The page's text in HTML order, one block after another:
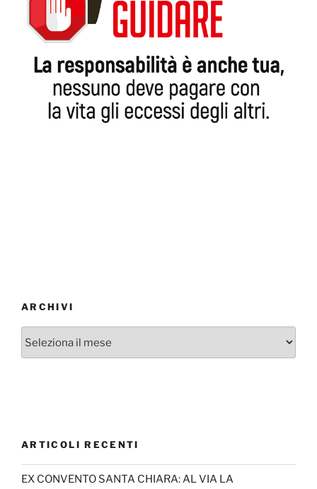
ARCHIVI
ARTICOLI RECENTI
EX CONVENTO SANTA CHIARA: AL VIA LA